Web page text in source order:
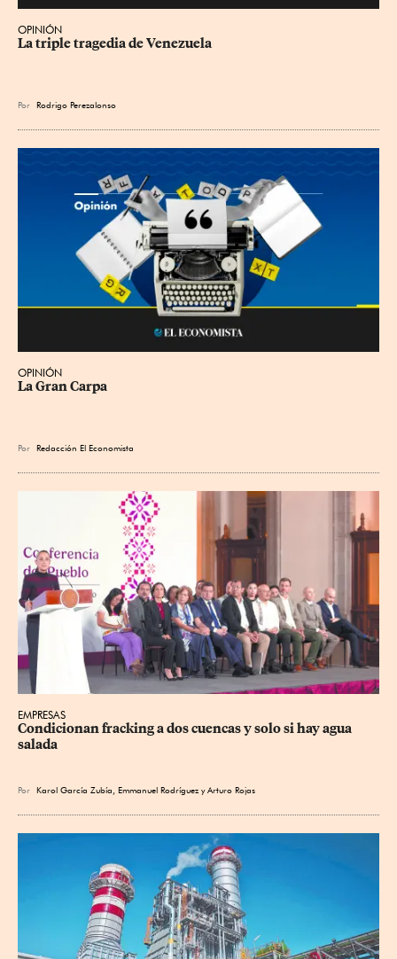
OPINIÓN
La triple tragedia de Venezuela
Por Rodrigo Perezalonso
OPINIÓN
La Gran Carpa
Por Redacción El Economista
EMPRESAS
Condicionan fracking a dos cuencas y solo si hay agua
salada
Por Karol García Zubía Emmanuel Rodríguez yArturo Rojas